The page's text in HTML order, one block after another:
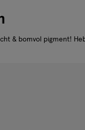
de Buttermelt
& bomvol pigment! Heb